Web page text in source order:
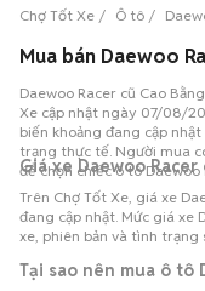
Chợ Tốt Xe Ô tô
Mua bán Daewoo
Daewoo Racer cũ Cao
Xe cập nhật ngày 07/08/
biến khoảng đang cập
trạng thực tế. Người mua
để chọn chiếc ô tô
Giá xe Daewoo
Trên Chợ Tốt Xe, giá xe
đang cập nhật. Mức giá xe
xe, phiên bản và tình trạng
Tại sao nên mua ô tô